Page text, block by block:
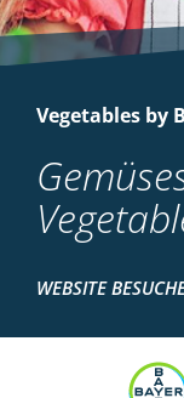
Vegetables by
WEBSITE